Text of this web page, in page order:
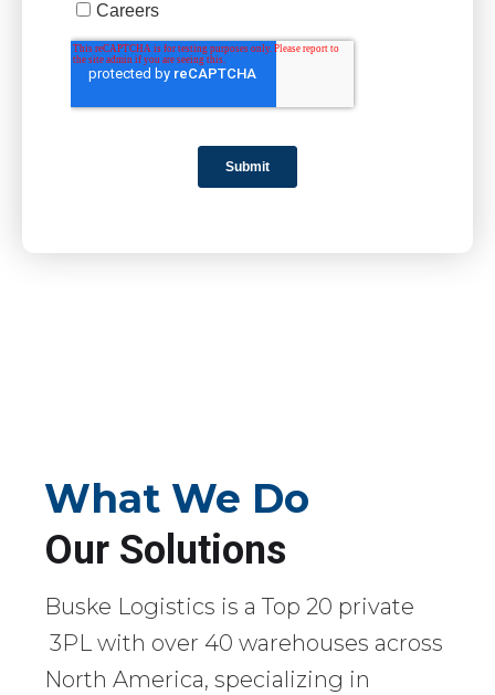
What We Do
Our Solutions
Buske Logistics is a Top 20 private
3PL with over 40 warehouses across
North America, specializing in